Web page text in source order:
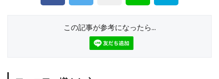
この記事が参考になったら...